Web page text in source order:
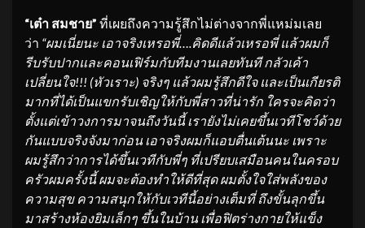
“เต๋า สมชาย” ที่เผยถึงความรู้สึกไม่ต่างจากพี่แหม่มเลย
ว่า “ผมเนี่ยนะ เอาจริงเหรอพี่….คิดดีแล้วเหรอพี่ แล้วผมก็
รีบรับปากและคอนเฟิร์มกับทีมงานเลยทันที กลัวเค้า
เปลี่ยนใจ!!! (หัวเราะ) จริงๆ แล้วผมรู้สึกดีใจ และเป็นเกียรติ
มากที่ได้เป็นแขกรับเชิญให้กับพี่สาวที่น่ารัก ใครจะคิดว่า
ตั้งแต่เข้าวงการมาจนถึงวันนี้ เรายังไม่เคยขึ้นเวทีโชว์ด้วย
กันแบบจริงจังมาก่อน เอาจริงผมก็แอบตื่นเต้นนะ เพราะ
ผมรู้สึกว่าการได้ขึ้นเวทีกับพี่ๆ ที่เปรียบเสมือนคนในครอบ
ครัวผมครั้งนี้ ผมจะต้องทำให้ดีที่สุด ผมตั้งใจใส่พลังของ
ความสุข ความสนุกให้กับเวทีนี้อย่างเต็มที่ ถึงขั้นลุกขึ้น
มาสร้างห้องยิมเล็กๆ ขึ้นในบ้าน เพื่อฟิตร่างกายให้แข็ง